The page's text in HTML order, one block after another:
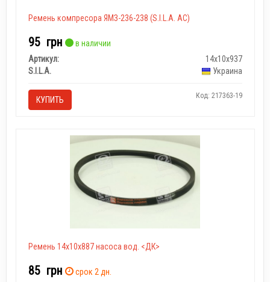
Ремень компресора ЯМЗ-236-238 (S.I.L.A. AC)
95 грн
в наличии
Артикул:
14х10х937
S.I.L.A.
Украина
КУПИТЬ Код: 217363-19
Ремень 14х10х887 насоса вод. <ДК>
85 грн
срок 2 дн.